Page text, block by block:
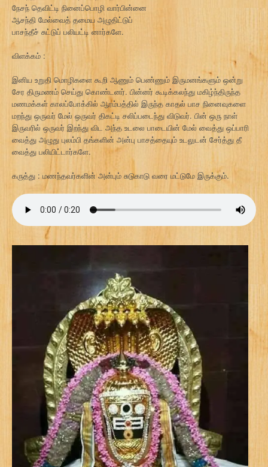
நேசந் தெவிட்டி நினைப்பொழி வார்பின்னை
ஆசந்தி மேல்வைத் தமைய அழுதிட்டுப்
பாசந்தீச் சுட்டுப் பலியட்டி னார்களே.
விளக்கம் :
இனிய உறுதி மொழிகளை கூறி ஆணும் பெண்ணும் இருமனங்களும் ஒன்று
சேர திருமணம் செய்து கொண்டனர். பின்னர் கூடிக்கலந்து மகிழ்ந்திருந்த
மணமக்கள் காலப்போக்கில் ஆரம்பத்தில் இருந்த காதல் பாச நினைவுகளை
மறந்து ஒருவர் மேல் ஒருவர் திகட்டி சலிப்படைந்து விடுவர். பின் ஒரு நாள்
இருவரில் ஒருவர் இறந்து விட அந்த உடலை பாடையின் மேல் வைத்து ஒப்பாரி
வைத்து அழுது புலம்பி தங்களின் அன்பு பாசத்தையும் உடலுடன் சேர்த்து தீ
வைத்து பலியிட்டார்களே.
கருத்து : மணந்தவர்களின் அன்பும் சுடுகாடு வரை மட்டுமே இருக்கும்.